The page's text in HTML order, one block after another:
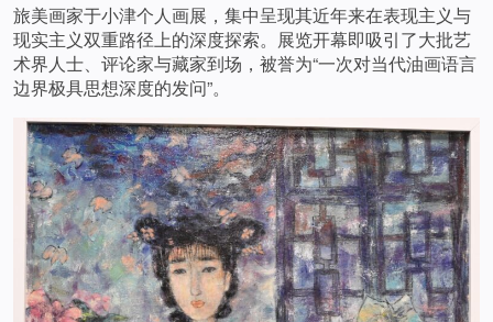
旅美画家于小津个人画展，集中呈现其近年来在表现主义与
现实主义双重路径上的深度探索。展览开幕即吸引了大批艺
术界人士、评论家与藏家到场，被誉为“一次对当代油画语言
边界极具思想深度的发问”。